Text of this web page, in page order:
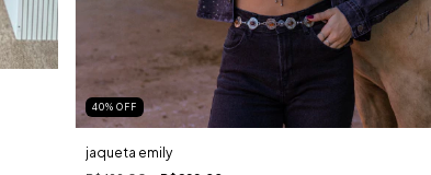
40%OFF
jaqueta emily